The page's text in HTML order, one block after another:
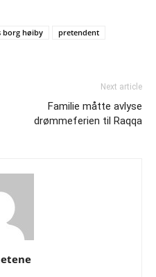
borg høiby
pretendent
Next article
Familie måtte avlyse
drømmeferien til Raqqa